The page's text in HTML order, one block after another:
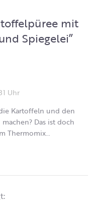
mit
Spiegelei”
Uhr
Kartoffeln und den
Das ist doch
Thermomix…